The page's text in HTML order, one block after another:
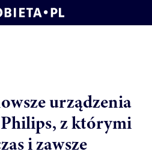
urządzenia
z którymi
i zawsze